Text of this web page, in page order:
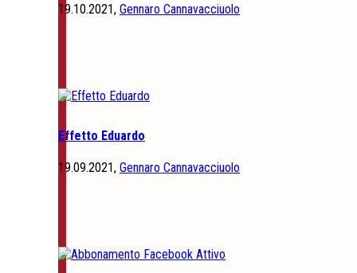
19.10.2021, Gennaro Cannavacciuolo
Effetto Eduardo
19.09.2021, Gennaro Cannavacciuolo